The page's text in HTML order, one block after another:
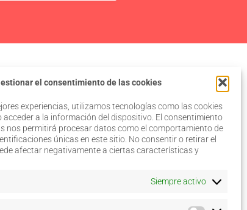
el consentimiento de las cookies
experiencias, utilizamos tecnologías como las cookies
a la información del dispositivo. El consentimiento
nos permitirá procesar datos como el comportamiento de
únicas en este sitio. No consentir o retirar el
afectar negativamente a ciertas características y
Siempre activo
legal